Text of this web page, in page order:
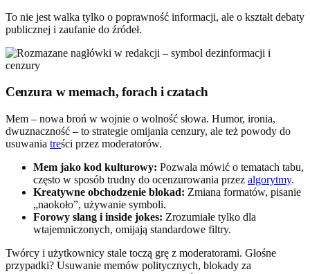
To nie jest walka tylko o poprawność informacji, ale o kształt debaty
publicznej i zaufanie do źródeł.
Cenzura w memach, forach i czatach
Mem – nowa broń w wojnie o wolność słowa. Humor, ironia,
dwuznaczność – to strategie omijania cenzury, ale też powody do
usuwania treści przez moderatorów.
Mem jako kod kulturowy: Pozwala mówić o tematach tabu,
często w sposób trudny do ocenzurowania przez algorytmy.
Kreatywne obchodzenie blokad: Zmiana formatów, pisanie
„naokoło”, używanie symboli.
Forowy slang i inside jokes: Zrozumiałe tylko dla
wtajemniczonych, omijają standardowe filtry.
Twórcy i użytkownicy stale toczą grę z moderatorami. Głośne
przypadki? Usuwanie memów politycznych, blokady za